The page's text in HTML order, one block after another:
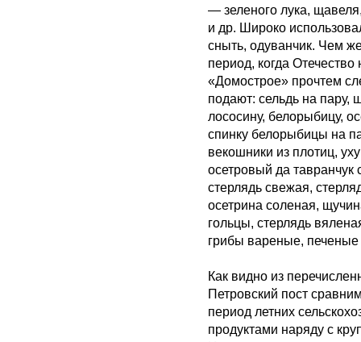
— зеленого лука,
и др. Широко
сныть, одуванчик. Чем
период, когда
«Домострое» прочтем
подают: сельдь на
лососину, белорыбицу,
спинку белорыбицы на
векошники из плотиц,
осетровый да
стерлядь свежая,
осетрина соленая,
гольцы, стерлядь
грибы вареные,
Как видно из
Петровский пост
период летних
продуктами наряду с